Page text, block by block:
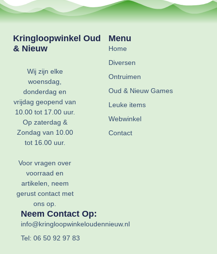
Kringloopwinkel Oud
& Nieuw
Wij zijn elke
woensdag,
donderdag en
vrijdag geopend van
10.00 tot 17.00 uur.
Op zaterdag &
Zondag van 10.00
tot 16.00 uur.
Voor vragen over
voorraad en
artikelen, neem
gerust contact met
ons op.
Menu
Home
Diversen
Ontruimen
Oud & Nieuw Games
Leuke items
Webwinkel
Contact
Neem Contact Op:
info@kringloopwinkeloudennieuw.nl
Tel: 06 50 92 97 83